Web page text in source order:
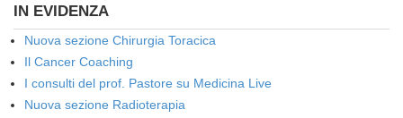
IN EVIDENZA
Nuova sezione Chirurgia Toracica
Il Cancer Coaching
I consulti del prof. Pastore su Medicina Live
Nuova sezione Radioterapia